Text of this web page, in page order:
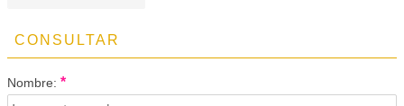
CONSULTAR
Nombre: *